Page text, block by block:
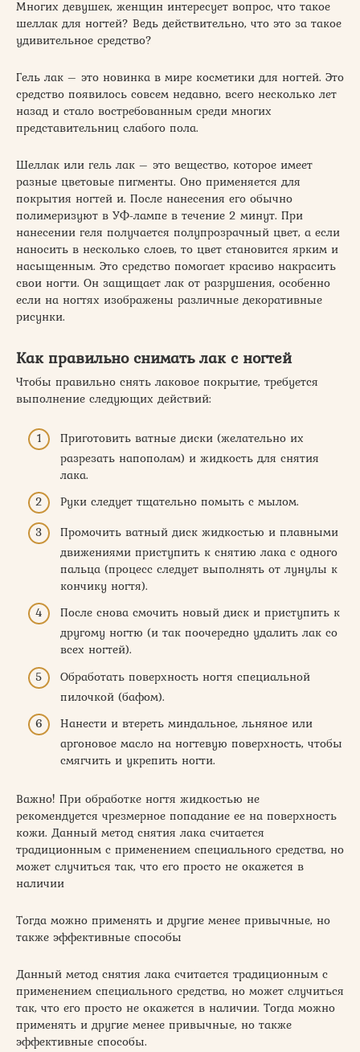
Многих девушек, женщин интересует вопрос, что такое
шеллак для ногтей? Ведь действительно, что это за такое
удивительное средство?
Гель лак – это новинка в мире косметики для ногтей. Это
средство появилось совсем недавно, всего несколько лет
назад и стало востребованным среди многих
представительниц слабого пола.
Шеллак или гель лак – это вещество, которое имеет
разные цветовые пигменты. Оно применяется для
покрытия ногтей и. После нанесения его обычно
полимеризуют в УФ-лампе в течение 2 минут. При
нанесении геля получается полупрозрачный цвет, а если
наносить в несколько слоев, то цвет становится ярким и
насыщенным. Это средство помогает красиво накрасить
свои ногти. Он защищает лак от разрушения, особенно
если на ногтях изображены различные декоративные
рисунки.
Как правильно снимать лак с ногтей
Чтобы правильно снять лаковое покрытие, требуется
выполнение следующих действий:
Приготовить ватные диски (желательно их
разрезать напополам) и жидкость для снятия
лака.
Руки следует тщательно помыть с мылом.
Промочить ватный диск жидкостью и плавными
движениями приступить к снятию лака с одного
пальца (процесс следует выполнять от лунулы к
кончику ногтя).
После снова смочить новый диск и приступить к
другому ногтю (и так поочередно удалить лак со
всех ногтей).
Обработать поверхность ногтя специальной
пилочкой (бафом).
Нанести и втереть миндальное, льняное или
аргоновое масло на ногтевую поверхность, чтобы
смягчить и укрепить ногти.
Важно! При обработке ногтя жидкостью не
рекомендуется чрезмерное попадание ее на поверхность
кожи. Данный метод снятия лака считается
традиционным с применением специального средства, но
может случиться так, что его просто не окажется в
наличии
Тогда можно применять и другие менее привычные, но
также эффективные способы
Данный метод снятия лака считается традиционным с
применением специального средства, но может случиться
так, что его просто не окажется в наличии. Тогда можно
применять и другие менее привычные, но также
эффективные способы.